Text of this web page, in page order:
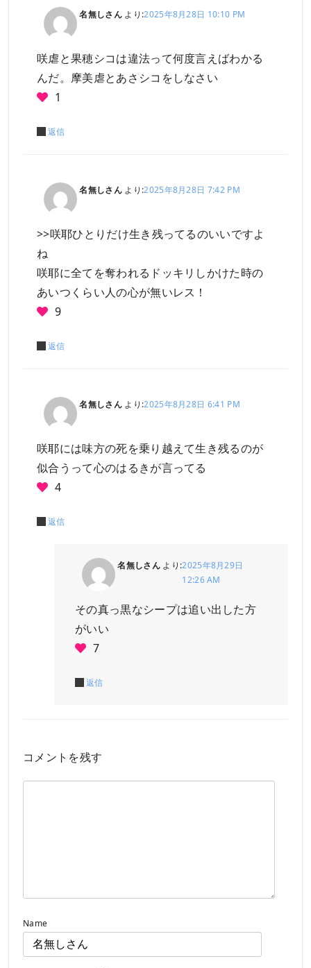
名無しさん より:2025年8月28日 10:10 PM
咲虐と果穂シコは違法って何度言えばわかる
んだ。摩美虐とあさシコをしなさい
1
返信
名無しさん より:2025年8月28日 7:42 PM
>>咲耶ひとりだけ生き残ってるのいいですよ
ね
咲耶に全てを奪われるドッキリしかけた時の
あいつくらい人の心が無いレス！
9
返信
名無しさん より:2025年8月28日 6:41 PM
咲耶には味方の死を乗り越えて生き残るのが
似合うって心のはるきが言ってる
4
返信
名無しさん より:2025年8月29日
12:26 AM
その真っ黒なシープは追い出した方
がいい
7
返信
コメントを残す
Name